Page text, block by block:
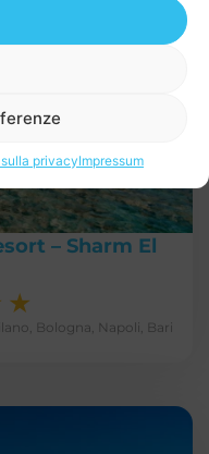
privacyImpressum
– Sharm El
★
Bologna, Napoli, Bari